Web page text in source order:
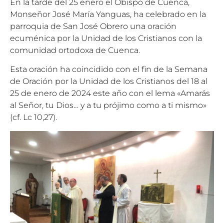
En la tarde del 25 enero el Obispo de Cuenca,
Monseñor José María Yanguas, ha celebrado en la
parroquia de San José Obrero una oración
ecuménica por la Unidad de los Cristianos con la
comunidad ortodoxa de Cuenca.
Esta oración ha coincidido con el fin de la Semana
de Oración por la Unidad de los Cristianos del 18 al
25 de enero de 2024 este año con el lema «Amarás
al Señor, tu Dios… y a tu prójimo como a ti mismo»
(cf. Lc 10,27).